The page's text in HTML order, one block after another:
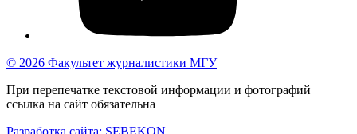
© 2026 Факультет журналистики МГУ
При перепечатке текстовой информации и фотографий
ссылка на сайт обязательна
Разработка сайта: SEBEKON